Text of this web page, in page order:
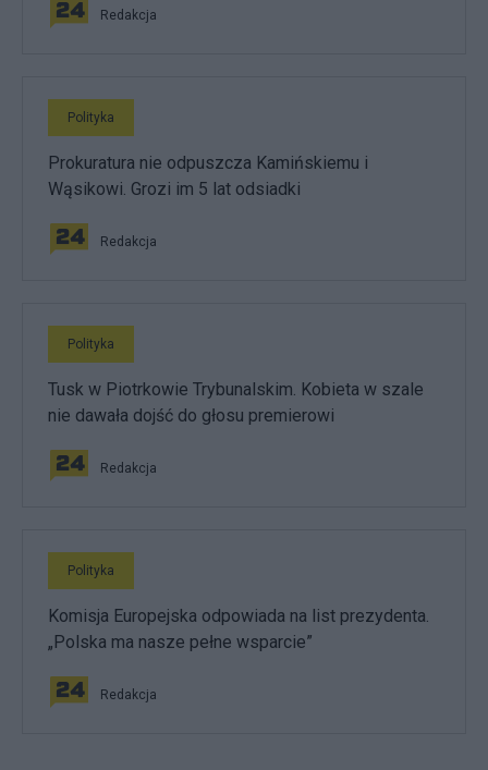
Redakcja
Polityka
Prokuratura nie odpuszcza Kamińskiemu i
Wąsikowi. Grozi im 5 lat odsiadki
Redakcja
Polityka
Tusk w Piotrkowie Trybunalskim. Kobieta w szale
nie dawała dojść do głosu premierowi
Redakcja
Polityka
Komisja Europejska odpowiada na list prezydenta.
„Polska ma nasze pełne wsparcie”
Redakcja